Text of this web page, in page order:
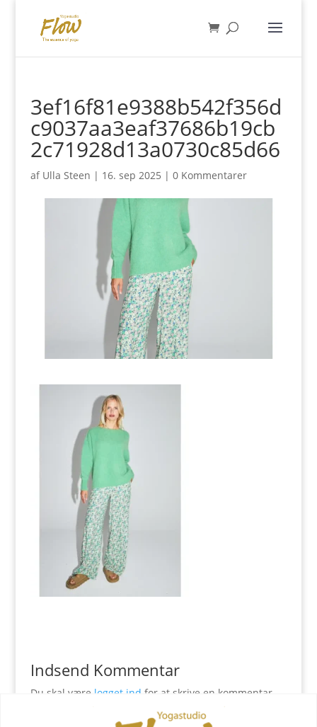
3ef16f81e9388b542f356d
c9037aa3eaf37686b19cb
2c71928d13a0730c85d66
af Ulla Steen | 16. sep 2025 | 0 Kommentarer
Indsend Kommentar
Du skal være logget ind for at skrive en kommentar.